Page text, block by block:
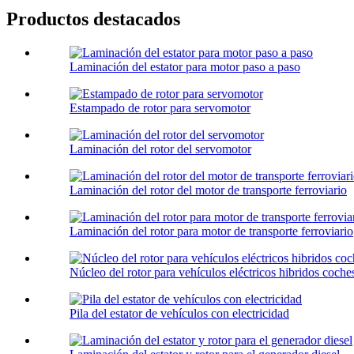
Productos destacados
Laminación del estator para motor paso a paso
Estampado de rotor para servomotor
Laminación del rotor del servomotor
Laminación del rotor del motor de transporte ferroviario
Laminación del rotor para motor de transporte ferroviario
Núcleo del rotor para vehículos eléctricos hibridos
Pila del estator de vehículos con electricidad